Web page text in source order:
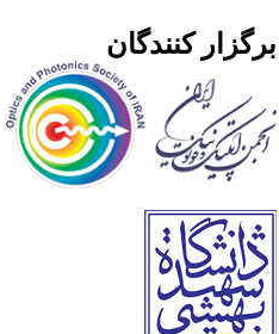
کنندگان